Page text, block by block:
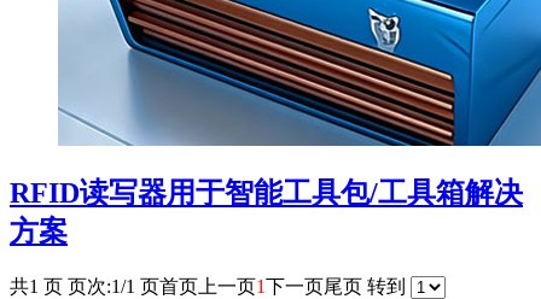
RFID读写器用于智能工具包/工具箱解决
方案
共1 页 页次:1/1 页首页 上一页1下一页尾页 转到